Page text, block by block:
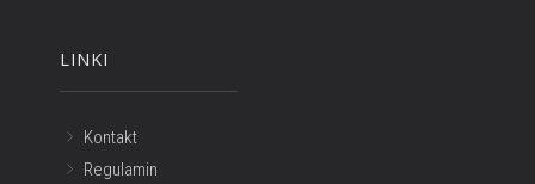
LINKI
Kontakt
Regulamin